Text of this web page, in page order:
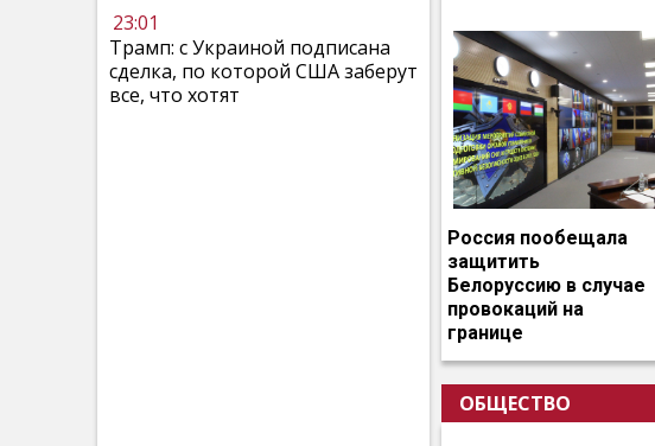
23:01
Трамп: с Украиной подписана
сделка, по которой США заберут
все, что хотят
Россия пообещала
защитить
Белоруссию в случае
провокаций на
границе
ОБЩЕСТВО